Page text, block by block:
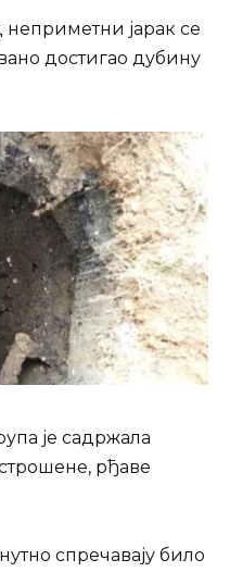
неприметни јарак се
достигао дубину
је садржала
рђаве
спречавају било